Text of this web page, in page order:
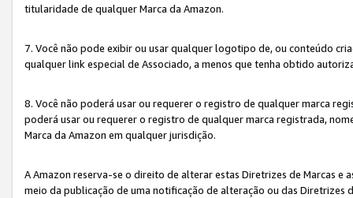
titularidade de qualquer Marca da Amazon.
7. Você não pode exibir ou usar qualquer logotipo de, ou conteúdo
qualquer link especial de Associado, a menos que tenha obtido
8. Você não poderá usar ou requerer o registro de qualquer marca
poderá usar ou requerer o registro de qualquer marca registrada,
Marca da Amazon em qualquer jurisdição.
A Amazon reserva-se o direito de alterar estas Diretrizes de Marcas e
meio da publicação de uma notificação de alteração ou das Diretrizes